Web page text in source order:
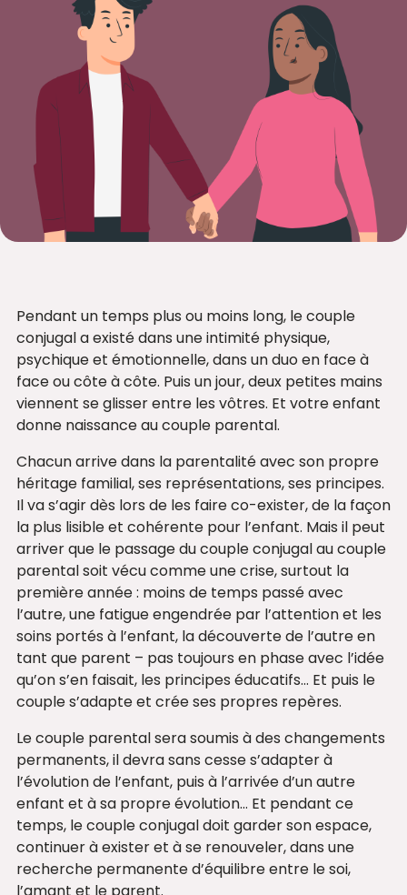
Pendant un temps plus ou moins long, le couple
conjugal a existé dans une intimité physique,
psychique et émotionnelle, dans un duo en face à
face ou côte à côte. Puis un jour, deux petites mains
viennent se glisser entre les vôtres. Et votre enfant
donne naissance au couple parental.
Chacun arrive dans la parentalité avec son propre
héritage familial, ses représentations, ses principes.
Il va s’agir dès lors de les faire co-exister, de la façon
la plus lisible et cohérente pour l’enfant. Mais il peut
arriver que le passage du couple conjugal au couple
parental soit vécu comme une crise, surtout la
première année : moins de temps passé avec
l’autre, une fatigue engendrée par l’attention et les
soins portés à l’enfant, la découverte de l’autre en
tant que parent – pas toujours en phase avec l’idée
qu’on s’en faisait, les principes éducatifs… Et puis le
couple s’adapte et crée ses propres repères.
Le couple parental sera soumis à des changements
permanents, il devra sans cesse s’adapter à
l’évolution de l’enfant, puis à l’arrivée d’un autre
enfant et à sa propre évolution… Et pendant ce
temps, le couple conjugal doit garder son espace,
continuer à exister et à se renouveler, dans une
recherche permanente d’équilibre entre le soi,